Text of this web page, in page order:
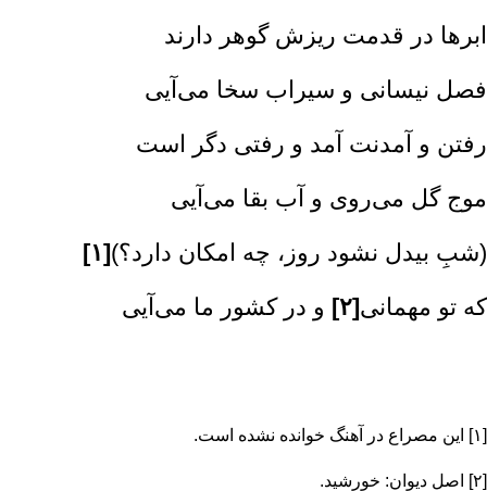
ابرها در قدمت ریزش گوهر دارند
فصل نیسانی و سیراب سخا می‌آیی
رفتن و آمدنت آمد و رفتی دگر است
موج گل می‌روی و آب بقا می‌آیی
(شبِ بیدل نشود روز، چه امکان دارد؟)[۱]
که تو مهمانی[۲] و در کشور ما می‌آیی
[۱] این مصراع در آهنگ خوانده نشده است.
[۲] اصل دیوان: خورشید.